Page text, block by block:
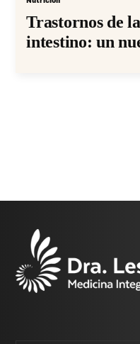
Trastornos de
intestino: un